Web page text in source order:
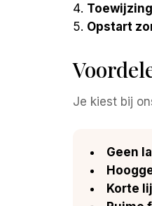
Opstart
Je kiest bij
Geen
Korte